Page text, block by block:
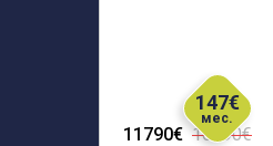
11790€ 16290€
147€
мес.